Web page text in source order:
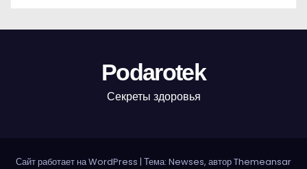
Podarotek
Секреты здоровья
Сайт работает на WordPress | Тема: Newses, авторThemeansar